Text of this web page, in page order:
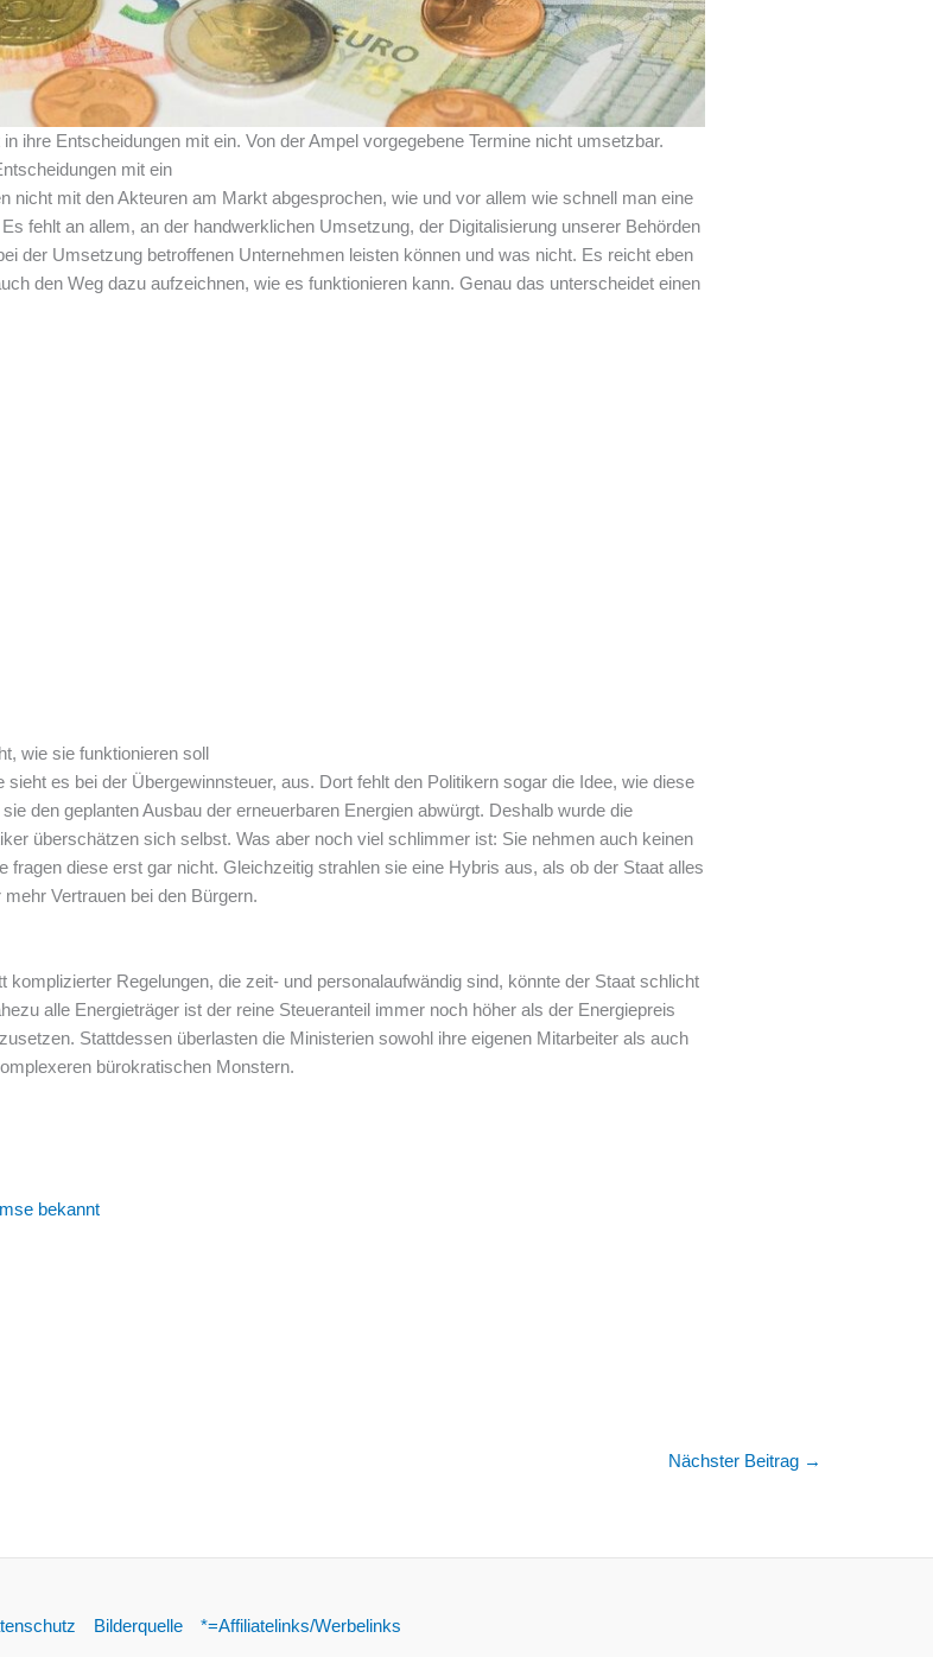
ihre Entscheidungen mit ein. Von der Ampel vorgegebene Termine nicht umsetzbar.
mit ein
nicht mit den Akteuren am Markt abgesprochen, wie und vor allem wie schnell man eine
fehlt an allem, an der handwerklichen Umsetzung, der Digitalisierung unserer Behörden
der Umsetzung betroffenen Unternehmen leisten können und was nicht. Es reicht eben
den Weg dazu aufzeichnen, wie es funktionieren kann. Genau das unterscheidet einen
wie sie funktionieren soll
es bei der Übergewinnsteuer, aus. Dort fehlt den Politikern sogar die Idee, wie diese
den geplanten Ausbau der erneuerbaren Energien abwürgt. Deshalb wurde die
überschätzen sich selbst. Was aber noch viel schlimmer ist: Sie nehmen auch keinen
diese erst gar nicht. Gleichzeitig strahlen sie eine Hybris aus, als ob der Staat alles
Vertrauen bei den Bürgern.
Regelungen, die zeit- und personalaufwändig sind, könnte der Staat schlicht
alle Energieträger ist der reine Steueranteil immer noch höher als der Energiepreis
Stattdessen überlasten die Ministerien sowohl ihre eigenen Mitarbeiter als auch
bürokratischen Monstern.
bekannt
Nächster Beitrag →
Bilderquelle *=Affiliatelinks/Werbelinks